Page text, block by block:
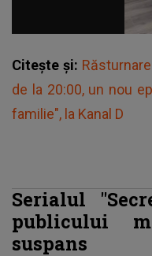
Citește și:
de la 20:00, un nou
familie", la Kanal D
Serialul
publicului
suspans